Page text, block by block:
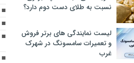
نسبت به طلای دست دوم دارد؟
لیست نمایندگی های برتر فروش
و تعمیرات سامسونگ در شهرک
غرب